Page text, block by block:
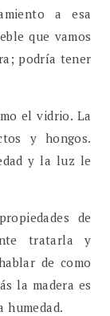
a esa
que vamos
podría tener
el vidrio. La
y hongos.
y la luz le
de
tratarla y
de como
la madera es
humedad.